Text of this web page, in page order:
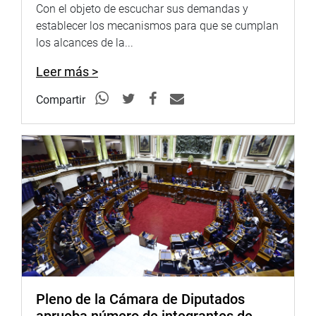
segunda fase se erradicará la mosca de la fruta; y en
infraestructura de riego habrá una transferencia a los
gobiernos regionales y locales. Hasta el momento se han
expedientes técnicos y 8 millones de soles para instalar
cochas (lagunas pequeñas y charcos).
intervenciones fue el de obras por impuestos, al que hizo
referencia el ministro. Al respecto, Mostajo informó que
hay 118 proyectos viables por 800 millones de soles, de
los cuales 18 serán para este año por 89,5 millones de
soles, sobre 32 mil hectáreas.
En lo que respecta a la titulación de tierras (a
través del programa PTRT3), el titular del sector que dos
millones de tierras están tituladas y 283, 400 que están
pendientes, pero con un nuevos sistema tecnológico
catastral se podrán cubrir hasta el año 2020.
Con el objeto de escuchar sus demandas y
establecer los mecanismos para que se cumplan
los alcances de la...
Leer más >
Compartir
Pleno de la Cámara de Diputados